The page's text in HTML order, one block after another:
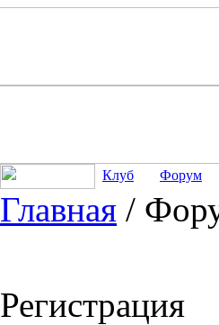
Клуб Форум
Главная /
Регистрация